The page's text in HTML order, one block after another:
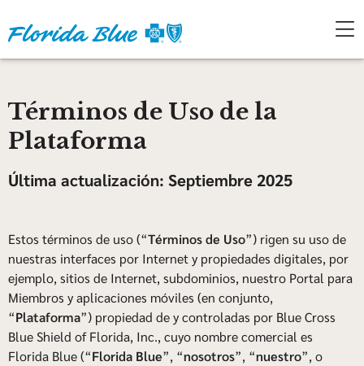
Términos de Uso de la
Plataforma
Última actualización: Septiembre 2025
Estos términos de uso (“Términos de Uso”) rigen su uso de
nuestras interfaces por Internet y propiedades digitales, por
ejemplo, sitios de Internet, subdominios, nuestro Portal para
Miembros y aplicaciones móviles (en conjunto,
“Plataforma”) propiedad de y controladas por Blue Cross
Blue Shield of Florida, Inc., cuyo nombre comercial es
Florida Blue (“Florida Blue”, “nosotros”, “nuestro”, o